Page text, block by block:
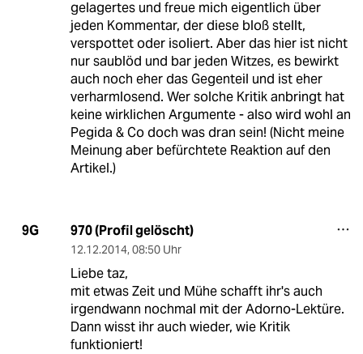
gelagertes und freue mich eigentlich über
jeden Kommentar, der diese bloß stellt,
verspottet oder isoliert. Aber das hier ist nicht
nur saublöd und bar jeden Witzes, es bewirkt
auch noch eher das Gegenteil und ist eher
verharmlosend. Wer solche Kritik anbringt hat
keine wirklichen Argumente - also wird wohl an
Pegida & Co doch was dran sein! (Nicht meine
Meinung aber befürchtete Reaktion auf den
Artikel.)
9G 970 (Profil gelöscht)
12.12.2014, 08:50 Uhr
Liebe taz,
mit etwas Zeit und Mühe schafft ihr's auch
irgendwann nochmal mit der Adorno-Lektüre.
Dann wisst ihr auch wieder, wie Kritik
funktioniert!